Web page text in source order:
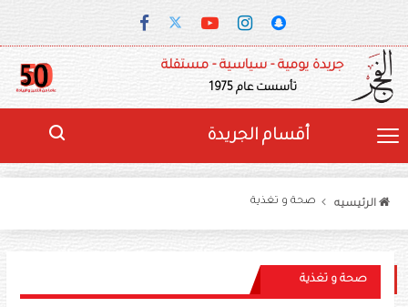
جريدة يومية - سياسية - مستقلة
تأسست عام 1975
أقسام الجريدة
الرئيسيه صحة و تغذية
صحة و تغذية